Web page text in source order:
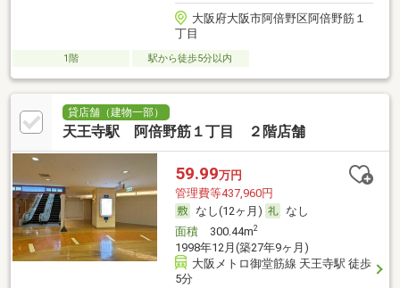
大阪府大阪市阿倍野区阿倍野筋１
丁目
1階 駅から徒歩5分以内
貸店舗（建物一部）
天王寺駅 阿倍野筋１丁目 ２階店舗
59.99万円
管理費等437,960円
なし(12ヶ月)
なし
面積300.44m2
1998年12月(築27年9ヶ月)
大阪メトロ御堂筋線 天王寺駅 徒歩
5分